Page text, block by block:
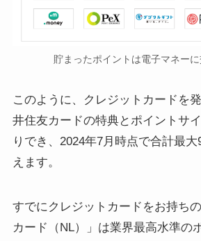
貯まったポイントは電子マネーに
このように、クレジットカードを
井住友カードの特典とポイントサ
りでき、2024年7月時点で合計最
えます。
すでにクレジットカードをお持ち
カード（NL）」は業界最高水準の